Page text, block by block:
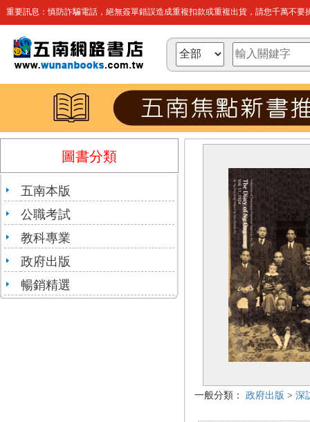
重要訊息：慎防詐騙電話，絕無簽單錯誤造成重複扣款或重複出貨，請您千萬不要
圖書分類
五南本版
公職考試
教科專業
政府出版
暢銷精選
一般分類： 政府出版 > 深